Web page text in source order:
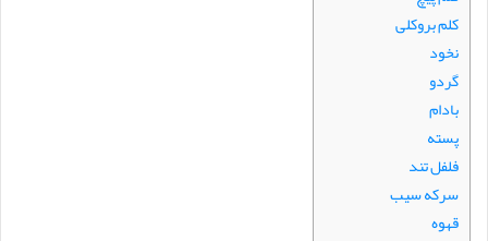
کلم بروکلی
نخود
گردو
بادام
پسته
فلفل تند
سرکه سیب
قهوه